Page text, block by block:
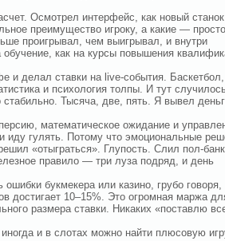
Осмотрел интерфейс, как новый
преимущество игроку, а какие — просто
проигрывал, чем выигрывал, и внутри
как на курсы повышения
делал ставки на live-события. Баскетбол,
и психология толпы. И тут
Тысяча, две, пять. Я вывел
математическое ожидание и
гулять. Потому что эмоциональные
«отыграться». Глупость. Слил пол-
правило — три луза подряд, и день
букмекера или казино, грубо говоря,
достигает 10–15%. Это огромная маржа
размера ставки. Никаких «поставлю
и в слотах можно найти плюсовую